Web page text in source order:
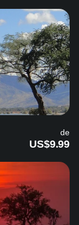
de
US$9.99